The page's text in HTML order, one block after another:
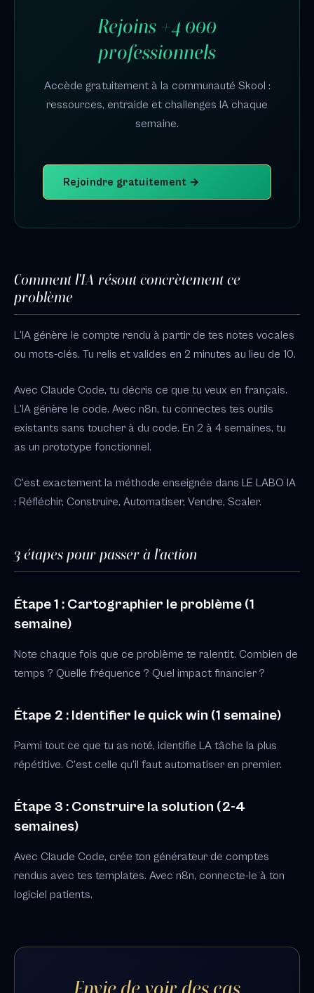
Rejoins +4 000
professionnels
Accède gratuitement à la communauté Skool :
ressources, entraide et challenges IA chaque
semaine.
Rejoindre gratuitement →
Comment l'IA résout concrètement ce
problème
L'IA génère le compte rendu à partir de tes notes vocales
ou mots-clés. Tu relis et valides en 2 minutes au lieu de 10.
Avec Claude Code, tu décris ce que tu veux en français.
L'IA génère le code. Avec n8n, tu connectes tes outils
existants sans toucher à du code. En 2 à 4 semaines, tu
as un prototype fonctionnel.
C'est exactement la méthode enseignée dans LE LABO IA
: Réfléchir, Construire, Automatiser, Vendre, Scaler.
3 étapes pour passer à l'action
Étape 1 : Cartographier le problème (1
semaine)
Note chaque fois que ce problème te ralentit. Combien de
temps ? Quelle fréquence ? Quel impact financier ?
Étape 2 : Identifier le quick win (1 semaine)
Parmi tout ce que tu as noté, identifie LA tâche la plus
répétitive. C'est celle qu'il faut automatiser en premier.
Étape 3 : Construire la solution (2-4
semaines)
Avec Claude Code, crée ton générateur de comptes
rendus avec tes templates. Avec n8n, connecte-le à ton
logiciel patients.